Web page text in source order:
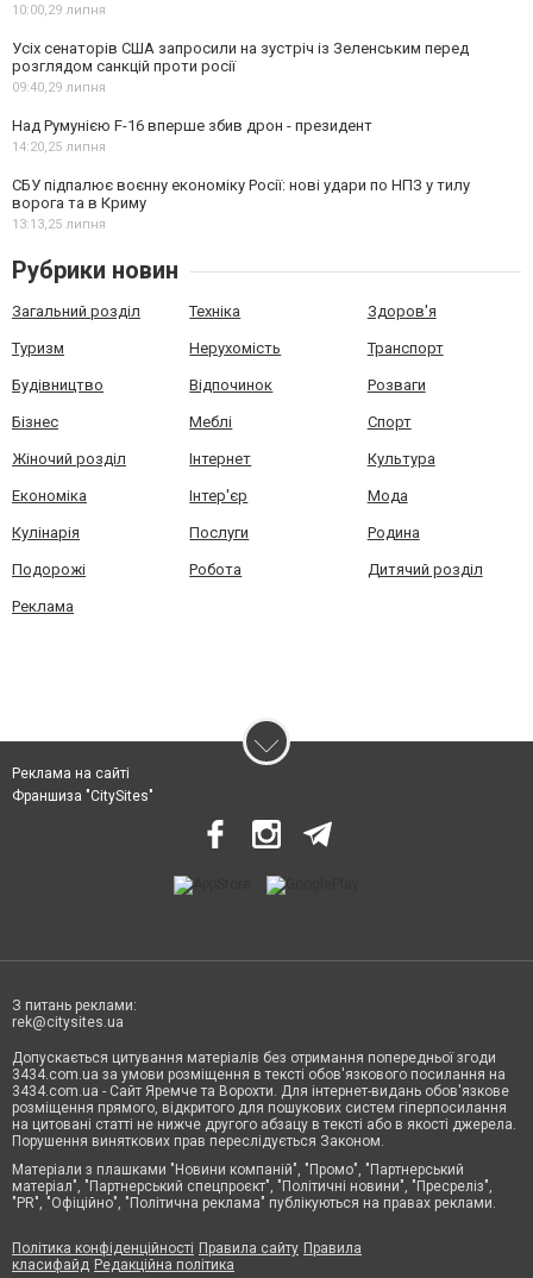
10:00,29 липня
Усіх сенаторів США запросили на зустріч із Зеленським перед
розглядом санкцій проти росії
09:40,29 липня
Над Румунією F-16 вперше збив дрон - президент
14:20,25 липня
СБУ підпалює воєнну економіку Росії: нові удари по НПЗ у тилу
ворога та в Криму
13:13,25 липня
Рубрики новин
Загальний розділ Техніка Здоров'я
Туризм Нерухомість Транспорт
Будівництво Відпочинок Розваги
Бізнес Меблі Спорт
Жіночий розділ Інтернет Культура
Економіка Інтер'єр Мода
Кулінарія Послуги Родина
Подорожі Робота Дитячий розділ
Реклама
Реклама на сайті
Франшиза "CitySites"
З питань реклами:
rek@citysites.ua
Допускається цитування матеріалів без отримання попередньої згоди
3434.com.ua за умови розміщення в тексті обов'язкового посилання на
3434.com.ua - Сайт Яремче та Ворохти. Для інтернет-видань обов'язкове
розміщення прямого, відкритого для пошукових систем гіперпосилання
на цитовані статті не нижче другого абзацу в тексті або в якості джерела.
Порушення виняткових прав переслідується Законом.
Матеріали з плашками "Новини компаній", "Промо", "Партнерський
матеріал", "Партнерський спецпроєкт", "Політичні новини", "Пресреліз",
"PR", "Офіційно", "Політична реклама" публікуються на правах реклами.
Політика конфіденційності Правила сайту Правила
класифайд Редакційна політика